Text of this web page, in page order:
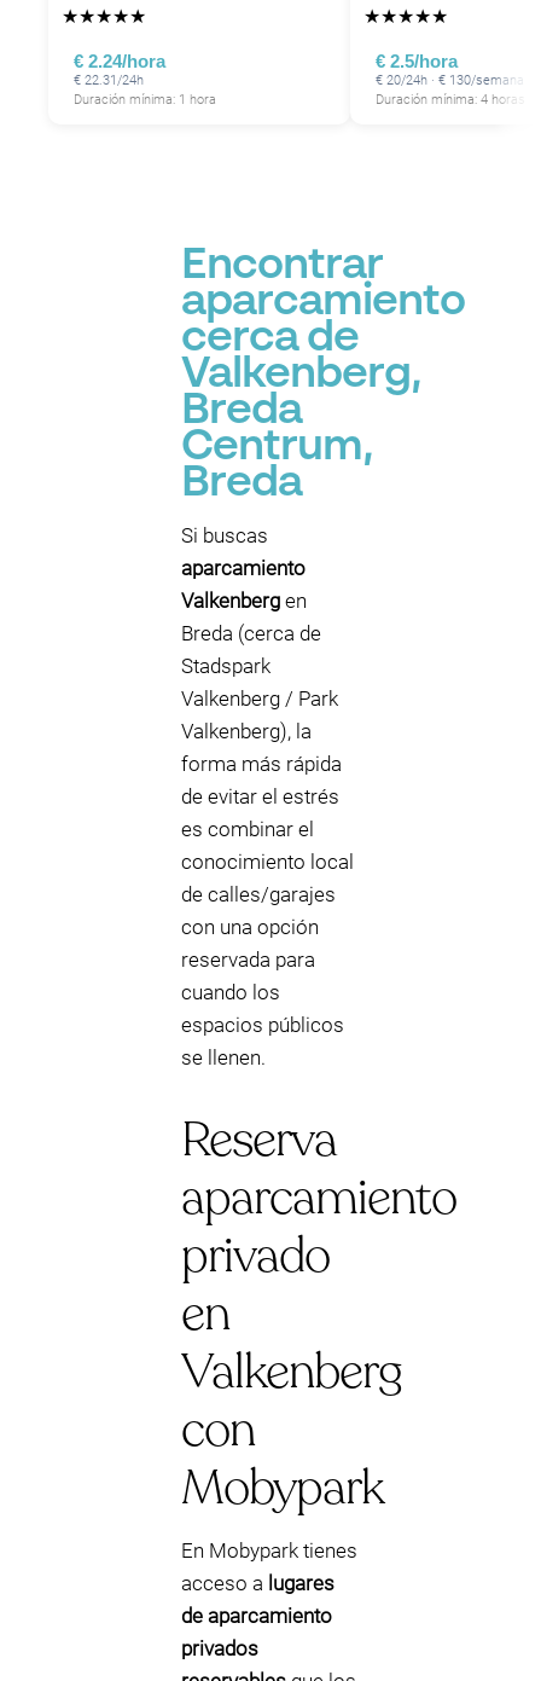
★★★★★
€ 2.24/hora
€ 22.31/24h
Duración mínima: 1 hora
★★★★★
€ 2.5/hora
€ 20/24h · € 130/semana
Duración mínima: 4 horas
Encontrar
aparcamiento
cerca de
Valkenberg,
Breda
Centrum,
Breda
Si buscas
aparcamiento
Valkenberg en
Breda (cerca de
Stadspark
Valkenberg / Park
Valkenberg), la
forma más rápida
de evitar el estrés
es combinar el
conocimiento local
de calles/garajes
con una opción
reservada para
cuando los
espacios públicos
se llenen.
Reserva
aparcamiento
privado
en
Valkenberg
con
Mobypark
En Mobypark tienes
acceso a lugares
de aparcamiento
privados